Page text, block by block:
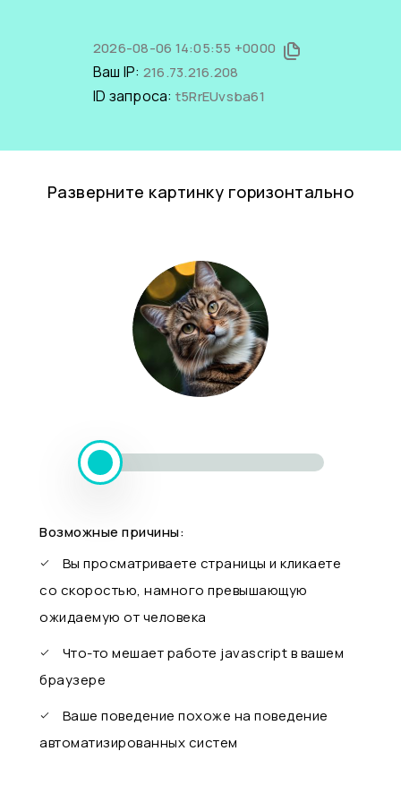
2026-08-06 14:05:55 +0000
Ваш IP: 216.73.216.208
ID запроса: t5RrEUvsba61
Разверните картинку горизонтально
Возможные причины:
Вы просматриваете страницы и кликаете
со скоростью, намного превышающую
ожидаемую от человека
Что-то мешает работе javascript в вашем
браузере
Ваше поведение похоже на поведение
автоматизированных систем